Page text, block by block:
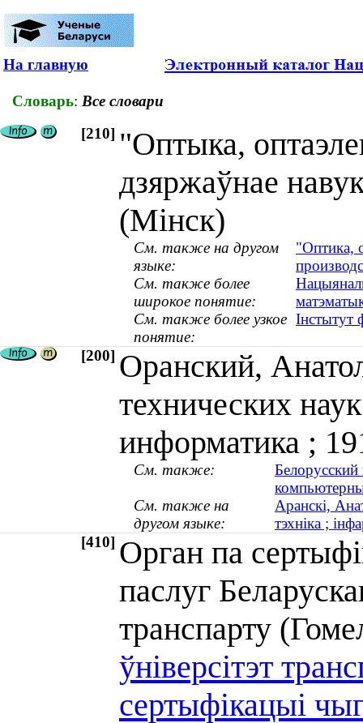
На главную
Словарь: Все словари
[210] "Оптыка,
дзяржаўнае
(Мінск)
См. также на другом
языке:
"Оптика,
См. также более
широкое понятие:
См. также более узкое
понятие:
Інстытут
[200] Оранский,
технических
информатика ;
См. также:
См. также на
другом языке:
Аранскі,
тэхніка ;
[410] Орган па
паслуг
транспарту
ўніверсітэт
сертыфікацыі